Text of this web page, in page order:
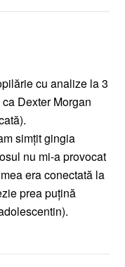
cu analize la 3
Dexter Morgan
simțit gingia
nu mi-a provocat
era conectată la
prea puțină